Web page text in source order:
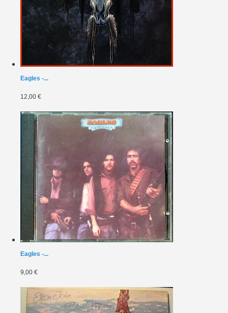
Eagles -...
12,00 €
Eagles -...
9,00 €